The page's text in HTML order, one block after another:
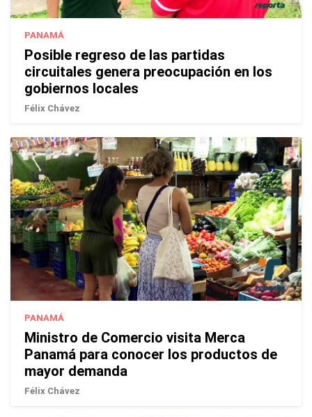
PANAMÁ
Posible regreso de las partidas
circuitales genera preocupación en los
gobiernos locales
Félix Chávez
PANAMÁ
Ministro de Comercio visita Merca
Panamá para conocer los productos de
mayor demanda
Félix Chávez